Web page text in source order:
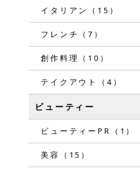
イタリアン（15）
フレンチ（7）
創作料理（10）
テイクアウト（4）
ビューティー
ビューティーPR（1）
美容（15）